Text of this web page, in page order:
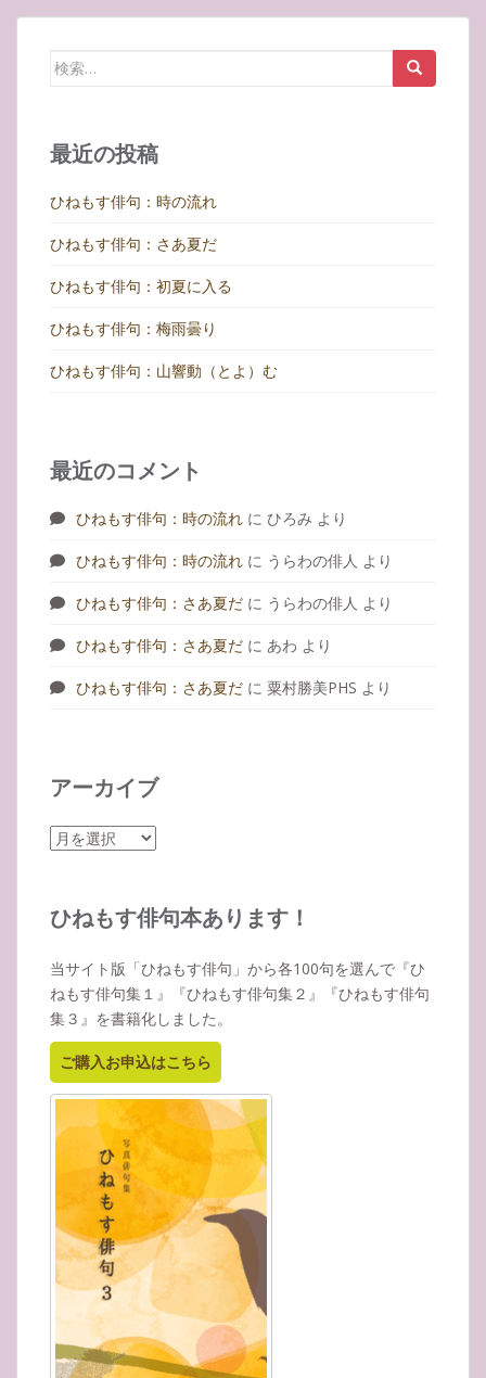
ゲ
検
最近の投稿
ひねもす俳句：時の流れ
ひねもす俳句：さあ夏だ
ひねもす俳句：初夏に入る
ひねもす俳句：梅雨曇り
ひねもす俳句：山響動（とよ）む
最近のコメント
ひねもす俳句：時の流れ に ひろみ より
ひねもす俳句：時の流れ に うらわの俳人 より
ひねもす俳句：さあ夏だ に うらわの俳人 より
ひねもす俳句：さあ夏だ に あわ より
ひねもす俳句：さあ夏だ に 粟村勝美PHS より
アーカイブ
ア
イ
ひねもす俳句本あります！
当サイト版「ひねもす俳句」から各100句を選んで『ひ
ねもす俳句集１』『ひねもす俳句集２』『ひねもす俳句
集３』を書籍化しました。
ご購入お申込はこちら